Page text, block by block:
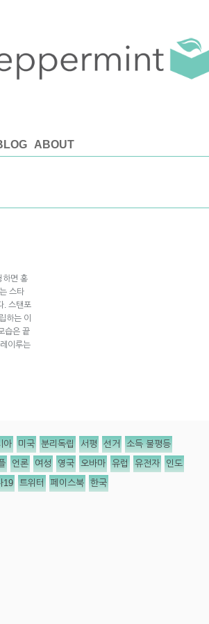
ABOUT
하면 홍
스타
. 스탠포
하는 이
습은 끝
이루는
아 미국 분리독립 서평 선거 소득 불평등
언론 여성 영국 오바마 유럽 유전자 인도
19 트위터 페이스북 한국